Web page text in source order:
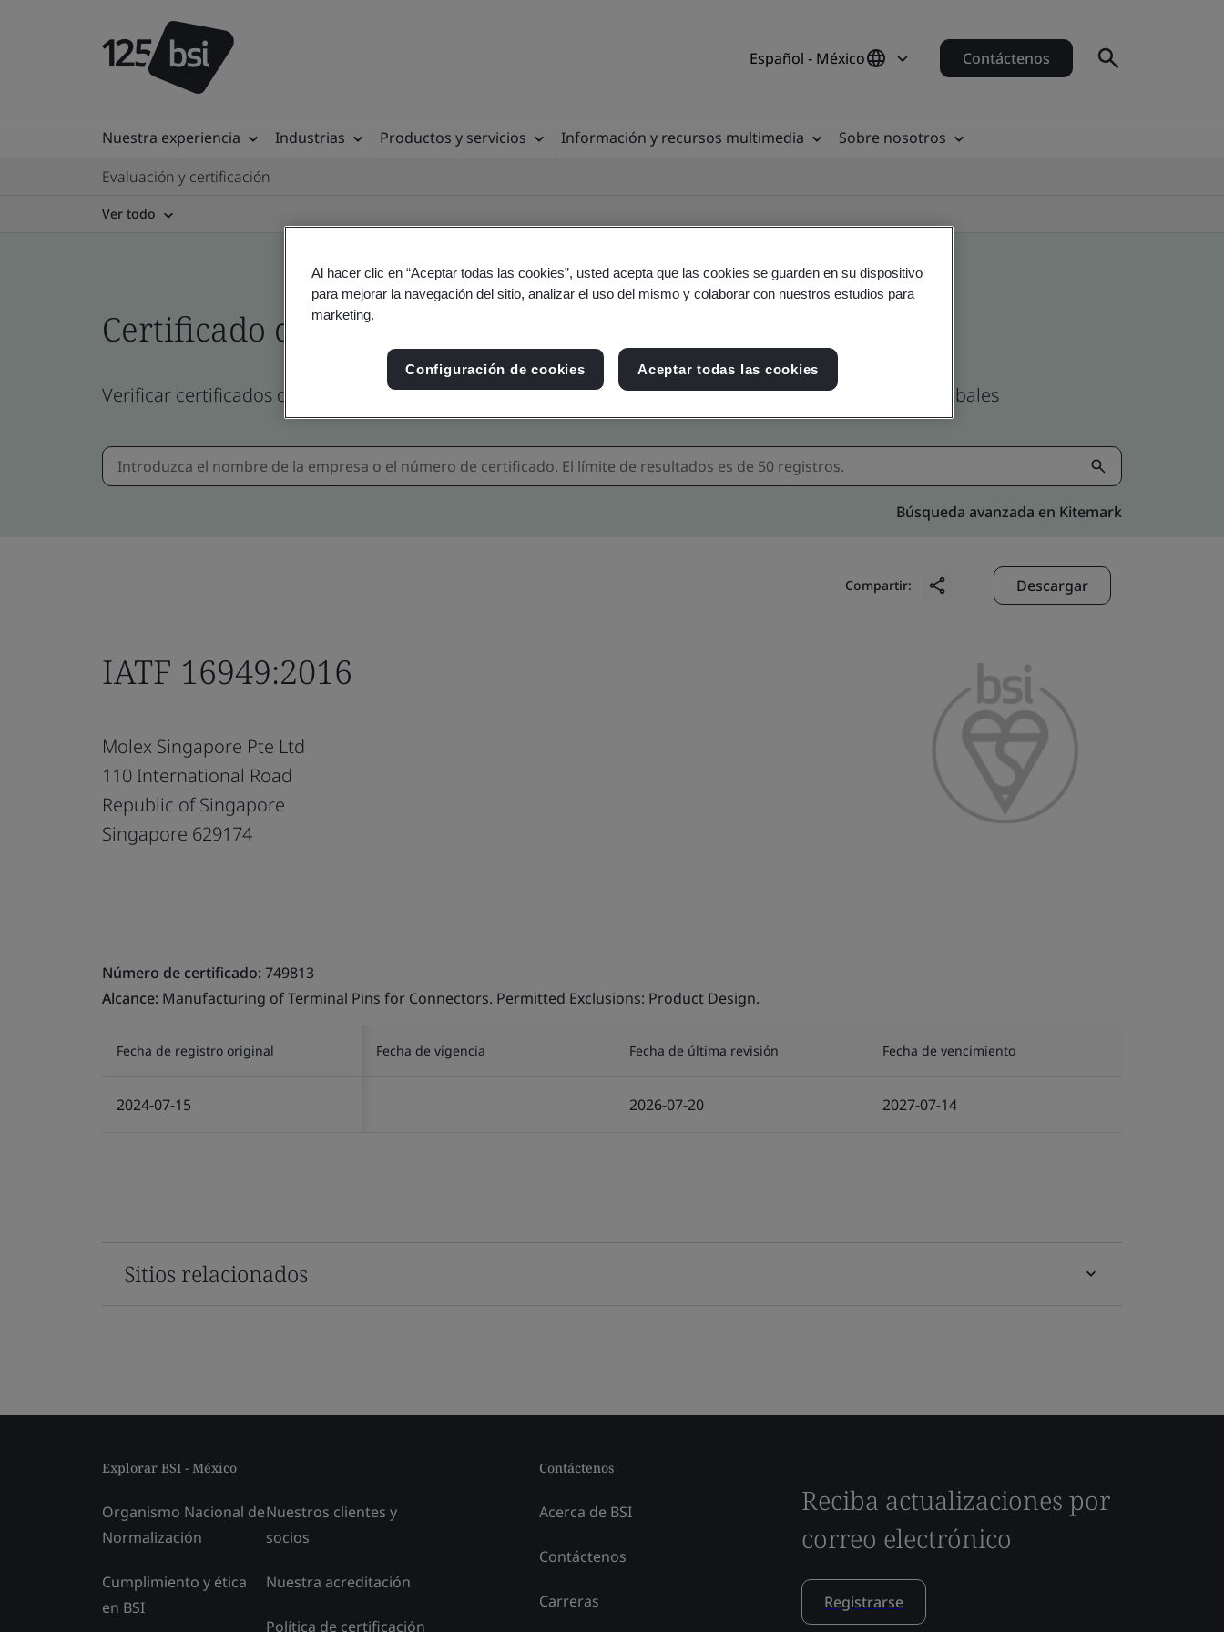
Español - México Contáctenos
Nuestra experiencia Industrias Productos y servicios Información y recursos multimedia
Sobre nosotros
Evaluación y certificación
Ver todo
Certificado del directorio de clientes
Verificar certificados de empresa, sitio y producto - Validación y Verificación, empresas Mexicanas y globales
Búsqueda avanzada en Kitemark
Compartir: Descargar
IATF 16949:2016
Molex Singapore Pte Ltd
110 International Road
Republic of Singapore
Singapore 629174
Número de certificado:749813
Alcance: Manufacturing of Terminal Pins for Connectors. Permitted Exclusions: Product Design.
Fecha de registro original Fecha de vigencia Fecha de última revisión Fecha de vencimiento
2024-07-15 2026-07-20 2027-07-14
Sitios relacionados
Explorar BSI - México
Organismo Nacional de
Normalización
Cumplimiento y ética
en BSI
Nuestros clientes y
socios
Nuestra acreditación
Política de certificación
Contáctenos
Acerca de BSI
Contáctenos
Carreras
Reciba actualizaciones por
correo electrónico
Registrarse
Al hacer clic en “Aceptar todas las cookies”, usted acepta que las cookies se guarden en su dispositivo
para mejorar la navegación del sitio, analizar el uso del mismo y colaborar con nuestros estudios para
marketing.
Configuración de cookies Aceptar todas las cookies